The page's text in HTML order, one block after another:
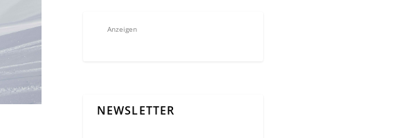
Anzeigen
NEWSLETTER